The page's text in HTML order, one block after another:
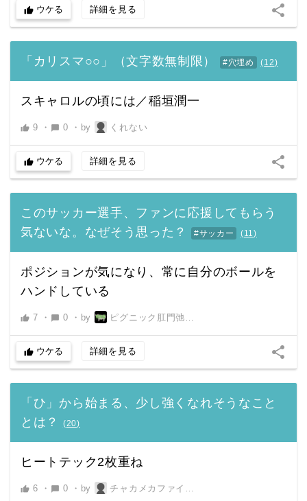
thumb_up ウケる 詳細を見る share
「カリスマ○○」（文字数無制限） #穴埋め (12)
スキャロルの頃には／稲垣潤一
thumb_up 9 ・ chat_bubble 0 ・ by くれない
thumb_up ウケる 詳細を見る share
このサッカー選手、ファンに応援してもらう
気ないな。なぜそう思った？
#サッカー (11)
ポジションが気になり、常に自分のボールを
ハンドしている
thumb_up 7 ・ chat_bubble 0 ・ by ピグニック肛門弛緩男
thumb_up ウケる 詳細を見る share
「ひ」から始まる、少し強くなれそうなこと
とは？
(20)
ヒートテック2枚重ね
thumb_up 6 ・ chat_bubble 0 ・ by チャカメカファイヤー